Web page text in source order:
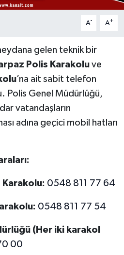
A- A+
gelen teknik bir
Polis Karakoluve
’na ait sabit telefon
Polis Genel Müdürlüğü,
vatandaşların
adına geçici mobil hatları
Karakolu: 0548 811 77 64
0548 811 77 54
(Her iki karakol
00